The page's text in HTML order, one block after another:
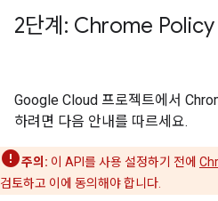
2단계: Chrome Policy
Google Cloud 프로젝트에서
하려면 다음 안내를 따르세요.
주의: 이 API를 사용 설정하기 전에
검토하고 이에 동의해야 합니다.